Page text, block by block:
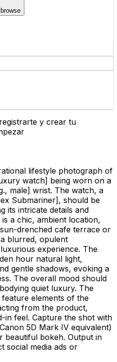
y crear tu
lifestyle photograph of
watch] being worn on a
male] wrist. The watch, a
Submariner], should be
its intricate details and
a chic, ambient location,
sun-drenched cafe terrace or
blurred, opulent
experience. The
hour natural light,
gentle shadows, evoking a
The overall mood should
quiet luxury. The
elements of the
from the product,
in feel. Capture the shot with
5D Mark IV equivalent)
beautiful bokeh. Output in
social media ads or